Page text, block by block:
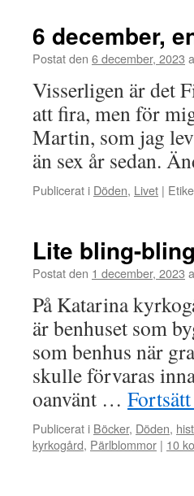
6 december,
Postat den 6 december, 2023
Visserligen är det
att fira, men för
Martin, som jag
än sex år sedan.
Publicerat i Döden, Livet |
Lite bling-
Postat den 1 december, 2023
På Katarina
är benhuset som
som benhus när
skulle förvaras
oanvänt …
Publicerat i Böcker, Döden,
kyrkogård, Pärlblommor | 10